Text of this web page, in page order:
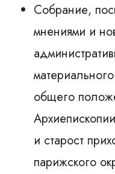
Собрание,
мнениями и
общего
и старост
парижского